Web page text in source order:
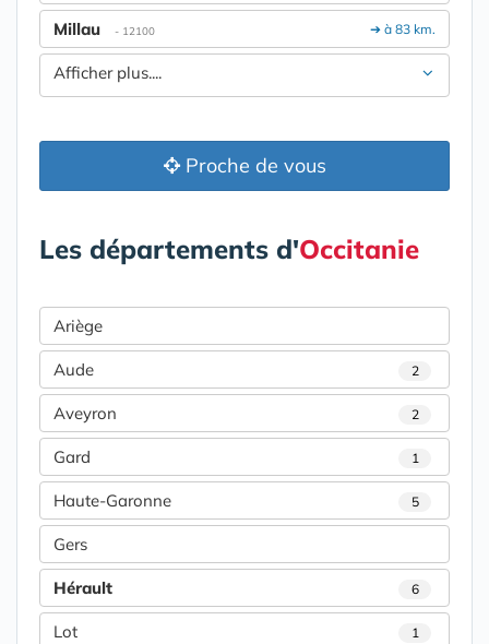
➔ à 83 km.
Millau - 12100
Afficher plus....
Proche de vous
Les départements d'Occitanie
Ariège
Aude 2
Aveyron 2
Gard 1
Haute-Garonne 5
Gers
Hérault 6
Lot 1